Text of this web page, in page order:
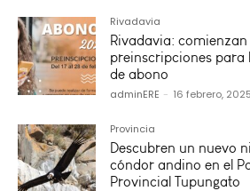
Rivadavia
Rivadavia: comienzan
preinscripciones para
de abono
adminERE - 16 febrero, 2025
Provincia
Descubren un nuevo
cóndor andino en el
Provincial Tupungato